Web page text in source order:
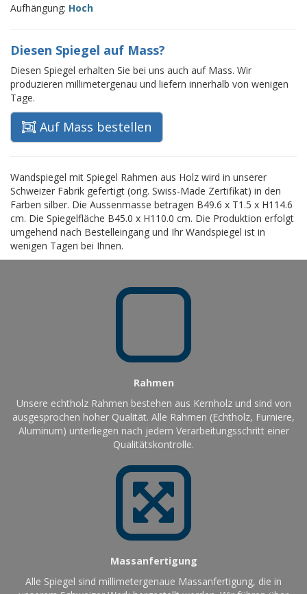
Aufhängung: Hoch
Diesen Spiegel auf Mass?
Diesen Spiegel erhalten Sie bei uns auch auf Mass. Wir
produzieren millimetergenau und liefern innerhalb von wenigen
Tage.
Auf Mass bestellen
Wandspiegel mit Spiegel Rahmen aus Holz wird in unserer
Schweizer Fabrik gefertigt (orig. Swiss-Made Zertifikat) in den
Farben silber. Die Aussenmasse betragen B49.6 x T1.5 x H114.6
cm. Die Spiegelfläche B45.0 x H110.0 cm. Die Produktion erfolgt
umgehend nach Bestelleingang und Ihr Wandspiegel ist in
wenigen Tagen bei Ihnen.
Rahmen
Unsere echtholz Rahmen bestehen aus Kernholz und sind von
ausgesprochen hoher Qualität. Alle Rahmen (Echtholz, Furniere,
Aluminum) unterliegen nach jedem Verarbeitungsschritt einer
Qualitätskontrolle.
Massanfertigung
Alle Spiegel sind millimetergenaue Massanfertigung, die in